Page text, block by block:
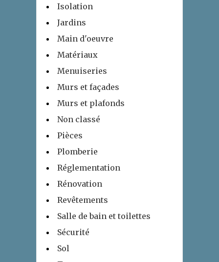
Isolation
Jardins
Main d'oeuvre
Matériaux
Menuiseries
Murs et façades
Murs et plafonds
Non classé
Pièces
Plomberie
Réglementation
Rénovation
Revêtements
Salle de bain et toilettes
Sécurité
Sol